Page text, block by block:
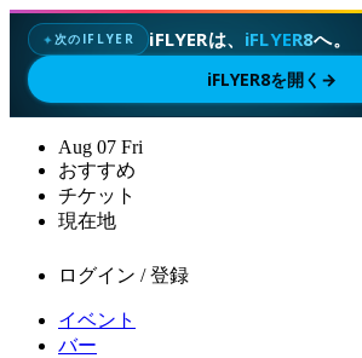
✦次のIFLYER iFLYERは、 iFLYER8へ。
iFLYER8を開く →
Aug 07 Fri
おすすめ
チケット
現在地
ログイン / 登録
イベント
バー